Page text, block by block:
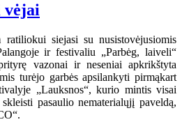
vėjai
ratiliokui siejasi su nusistovėjusiomis
ir festivaliu „Parbėg, laiveli“
vazonai ir neseniai apkrikštyta
turėjo garbės apsilankyti pirmąkart
„Lauksnos“, kurio mintis visai
pasaulio nematerialųjį paveldą,